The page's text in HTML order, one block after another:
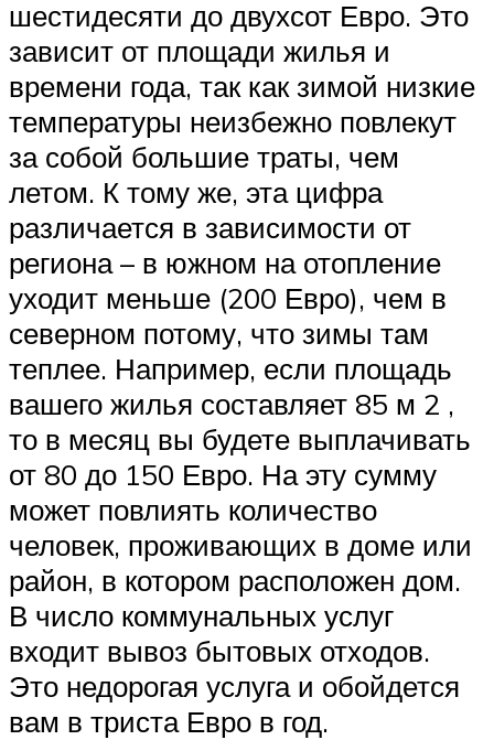
шестидесяти до двухсот Евро. Это
зависит от площади жилья и
времени года, так как зимой низкие
температуры неизбежно повлекут
за собой большие траты, чем
летом. К тому же, эта цифра
различается в зависимости от
региона – в южном на отопление
уходит меньше (200 Евро), чем в
северном потому, что зимы там
теплее. Например, если площадь
вашего жилья составляет 85 м 2 ,
то в месяц вы будете выплачивать
от 80 до 150 Евро. На эту сумму
может повлиять количество
человек, проживающих в доме или
район, в котором расположен дом.
В число коммунальных услуг
входит вывоз бытовых отходов.
Это недорогая услуга и обойдется
вам в триста Евро в год.